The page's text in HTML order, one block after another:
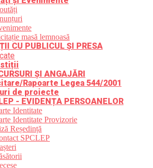
masă lemnoasă
CU PUBLICUL ȘI PRESA
ȘI ANGAJĂRI
Rapoarte Legea 544/2001
de proiecte
- EVIDENȚA PERSOANELOR
Identitate
Identitate Provizorie
Reședință
SPCLEP